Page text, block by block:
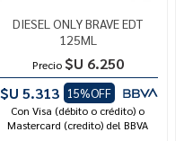
DIESEL ONLY BRAVE EDT
125ML
Precio $U 6.250
$U 5.313
15%OFF
Con Visa (débito o crédito) o
Mastercard (credito) del BBVA